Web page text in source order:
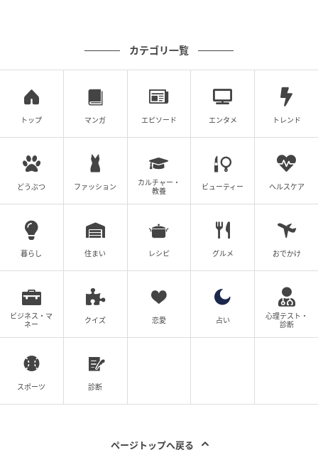
カテゴリ一覧
トップ マンガ エピソード エンタメ トレンド
どうぶつ ファッション
カルチャー・
教養
ビューティー ヘルスケア
暮らし 住まい レシピ グルメ おでかけ
ビジネス・マ
ネー
クイズ 恋愛 占い
心理テスト・
診断
スポーツ 診断
ページトップへ戻る